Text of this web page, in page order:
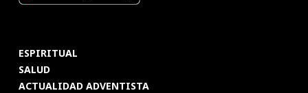
ESPIRITUAL
SALUD
ACTUALIDAD ADVENTISTA